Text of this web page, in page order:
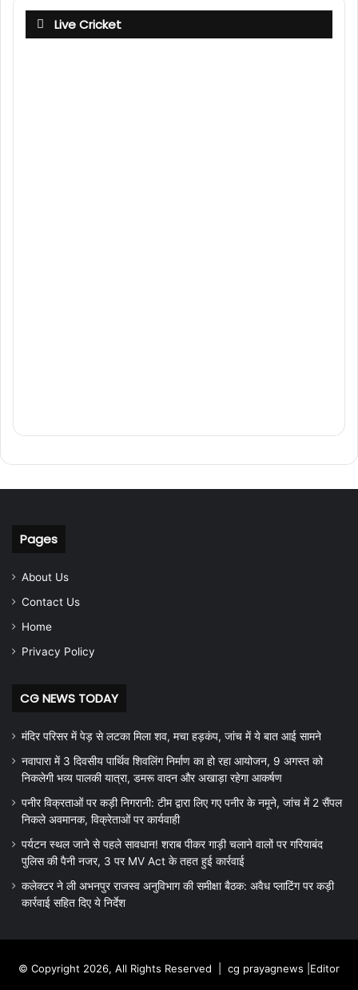
Live Cricket
Pages
About Us
Contact Us
Home
Privacy Policy
CG NEWS TODAY
मंदिर परिसर में पेड़ से लटका मिला शव, मचा हड़कंप, जांच में ये बात आई सामने
नवापारा में 3 दिवसीय पार्थिव शिवलिंग निर्माण का हो रहा आयोजन, 9 अगस्त को
निकलेगी भव्य पालकी यात्रा, डमरू वादन और अखाड़ा रहेगा आकर्षण
पनीर विक्रताओं पर कड़ी निगरानी: टीम द्वारा लिए गए पनीर के नमूने, जांच में 2 सैंपल
निकले अवमानक, विक्रेताओं पर कार्यवाही
पर्यटन स्थल जाने से पहले सावधान! शराब पीकर गाड़ी चलाने वालों पर गरियाबंद
पुलिस की पैनी नजर, 3 पर MV Act के तहत हुई कार्रवाई
कलेक्टर ने ली अभनपुर राजस्व अनुविभाग की समीक्षा बैठक: अवैध प्लाटिंग पर कड़ी
कार्रवाई सहित दिए ये निर्देश
© Copyright 2026, All Rights Reserved | cg prayagnews |Editor